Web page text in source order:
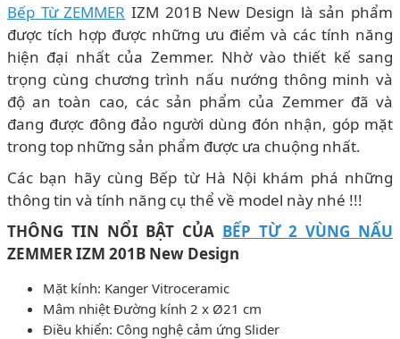
Bếp Từ ZEMMER IZM 201B New Design là sản phẩm
được tích hợp được những ưu điểm và các tính năng
hiện đại nhất của Zemmer. Nhờ vào thiết kế sang
trọng cùng chương trình nấu nướng thông minh và
độ an toàn cao, các sản phẩm của Zemmer đã và
đang được đông đảo người dùng đón nhận, góp mặt
trong top những sản phẩm được ưa chuộng nhất.
Các bạn hãy cùng Bếp từ Hà Nội khám phá những
thông tin và tính năng cụ thể về model này nhé !!!
THÔNG TIN NỔI BẬT CỦA BẾP TỪ 2 VÙNG NẤU
ZEMMER IZM 201B New Design
Mặt kính: Kanger Vitroceramic
Mâm nhiệt Ðường kính 2 x Ø21 cm
Ðiều khiển: Công nghệ cảm ứng Slider